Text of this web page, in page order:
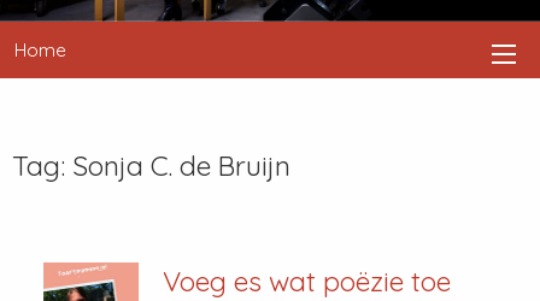
Home
Tag: Sonja C. de Bruijn
Voeg es wat poëzie toe